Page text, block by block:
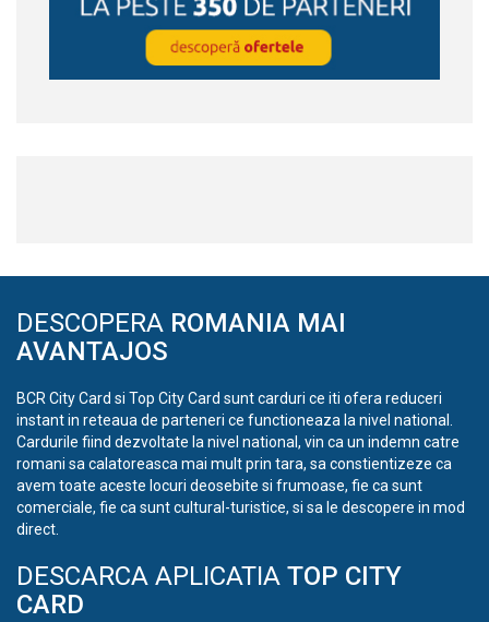
DESCOPERA ROMANIA MAI
AVANTAJOS
BCR City Card si Top City Card sunt carduri ce iti ofera reduceri
instant in reteaua de parteneri ce functioneaza la nivel national.
Cardurile fiind dezvoltate la nivel national, vin ca un indemn catre
romani sa calatoreasca mai mult prin tara, sa constientizeze ca
avem toate aceste locuri deosebite si frumoase, fie ca sunt
comerciale, fie ca sunt cultural-turistice, si sa le descopere in mod
direct.
DESCARCA APLICATIA TOP CITY
CARD